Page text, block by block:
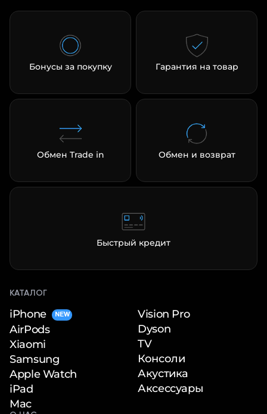
Бонусы за покупку Гарантия на товар
Обмен Trade in Обмен и возврат
Быстрый кредит
КАТАЛОГ
iPhone NEW
AirPods
Xiaomi
Samsung
Apple Watch
iPad
Mac
Vision Pro
Dyson
TV
Консоли
Акустика
Аксессуары